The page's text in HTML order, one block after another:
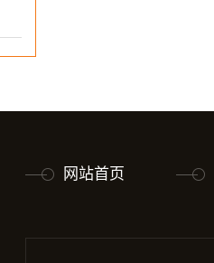
网站首页